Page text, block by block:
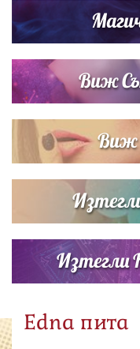
Виж
Виж
Изтегли
Edna пита